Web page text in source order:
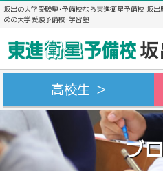
坂出の大学受験塾･予備校なら東進衛星予備校 坂
めの大学受験予備校･学習塾
高校生 ＞
ブ